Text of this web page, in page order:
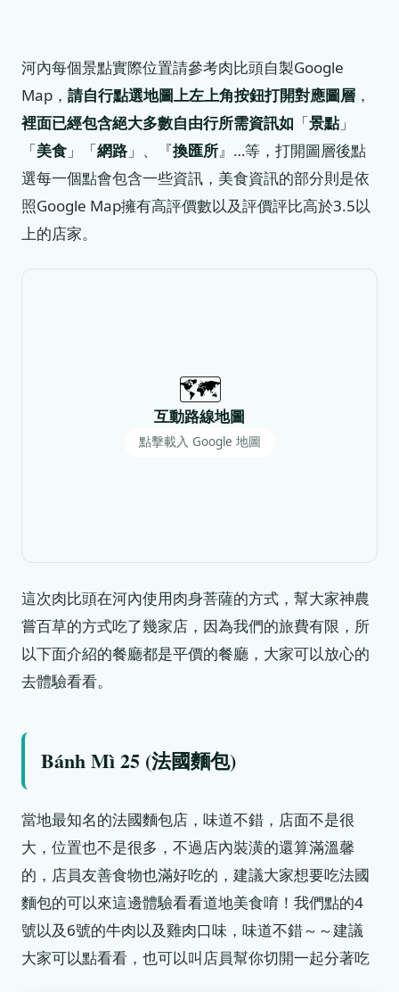
河內每個景點實際位置請參考肉比頭自製Google
Map， 請自行點選地圖上左上角按鈕打開對應圖層 ，
裡面已經包含絕大多數自由行所需資訊如 「景點」
「美食 」「網路 」、『換匯所』…等，打開圖層後點
選每一個點會包含一些資訊，美食資訊的部分則是依
照Google Map擁有高評價數以及評價評比高於3.5以
上的店家。
🗺️
互動路線地圖
點擊載入 Google 地圖
這次肉比頭在河內使用肉身菩薩的方式，幫大家神農
嘗百草的方式吃了幾家店，因為我們的旅費有限，所
以下面介紹的餐廳都是平價的餐廳，大家可以放心的
去體驗看看。
Bánh Mì 25 (法國麵包)
當地最知名的法國麵包店，味道不錯，店面不是很
大，位置也不是很多，不過店內裝潢的還算滿溫馨
的，店員友善食物也滿好吃的，建議大家想要吃法國
麵包的可以來這邊體驗看看道地美食唷！我們點的4
號以及6號的牛肉以及雞肉口味，味道不錯～～建議
大家可以點看看，也可以叫店員幫你切開一起分著吃